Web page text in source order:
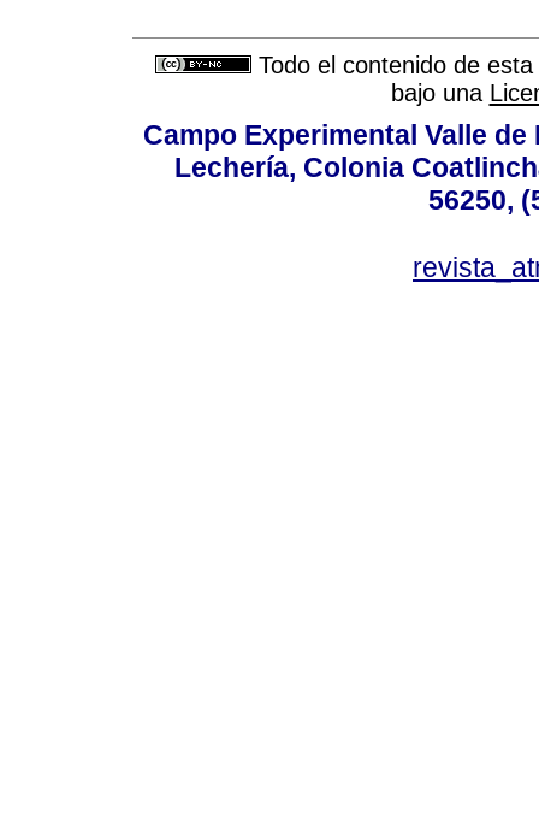
Todo el contenido de
bajo una
Campo Experimental Valle
Lechería, Colonia
56250,